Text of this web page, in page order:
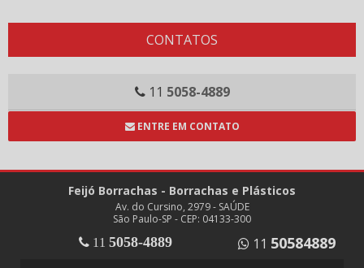
SAPATOS DE SEGURANÇA
ADESIVOS, FITAS E MASSA CALAFETAR
ARALDITE
BRASCOVED
CONTATOS
11 5058-4889
ENTRE EM CONTATO
Feijó Borrachas - Borrachas e Plásticos
Av. do Cursino, 2979 - SAÚDE
São Paulo-SP - CEP: 04133-300
11 5058-4889 11 50584889